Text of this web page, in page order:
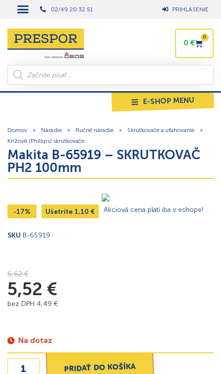
02/49 20 32 51 PRIHLÁSENIE
0 €
0
E-SHOP MENU
Domov » Náradie » Ručné náradie » Skrutkovače a uťahovanie
»
Krížové (Phillips) skrutkovače
Makita B-65919 – SKRUTKOVAČ
PH2 100mm
-17% Ušetríte 1,10 € Akciová cena platí iba v eshope!
SKU B-65919
6,62€
5,52 €
bez DPH 4,49 €
Na dotaz
PRIDAŤ DO KOŠÍKA